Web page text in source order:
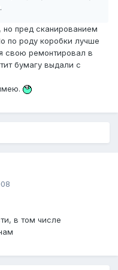
пред сканированием
по роду коробки лучше
свою ремонтировал в
бумагу выдали с
в том числе